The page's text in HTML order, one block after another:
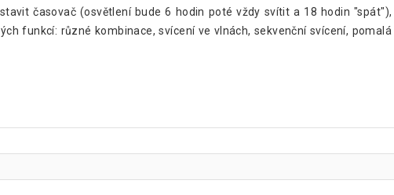
časovač (osvětlení bude 6 hodin poté vždy svítit a 18 hodin
funkcí: různé kombinace, svícení ve vlnách, sekvenční svícení,